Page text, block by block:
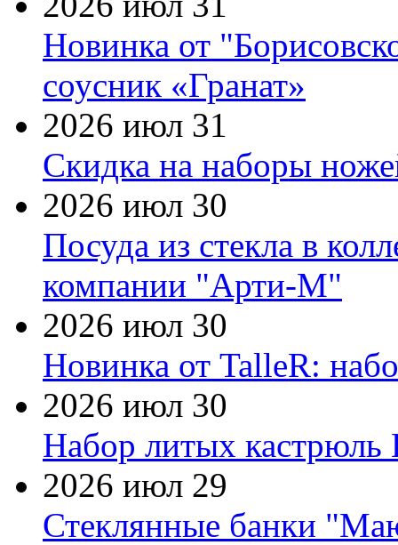
Новинка от
соусник «Гранат»
2026 июл 31
Скидка на наборы
2026 июл 30
Посуда из стекла в
компании "Арти-М"
2026 июл 30
Новинка от TalleR:
2026 июл 30
Набор литых кастрюль
2026 июл 29
Стеклянные банки